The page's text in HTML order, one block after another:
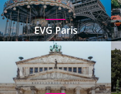
EVG Paris